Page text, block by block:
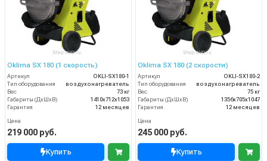
Oklima SX 180 (1 скорость)
Артикул
OKLI-SX180-1
Тип оборудования
воздухонагреватель
Вес
73 кг
Габариты (ДхШхВ)
1410х712х1053
Гарантия
12 месяцев
Цена
219 000 руб.
Купить
Oklima SX 180 (2 скорости)
Артикул
OKLI-SX180-2
Тип оборудования
воздухонагреватель
Вес
75 кг
Габариты (ДхШхВ)
1356x705x1047
Гарантия
12 месяцев
Цена
245 000 руб.
Купить